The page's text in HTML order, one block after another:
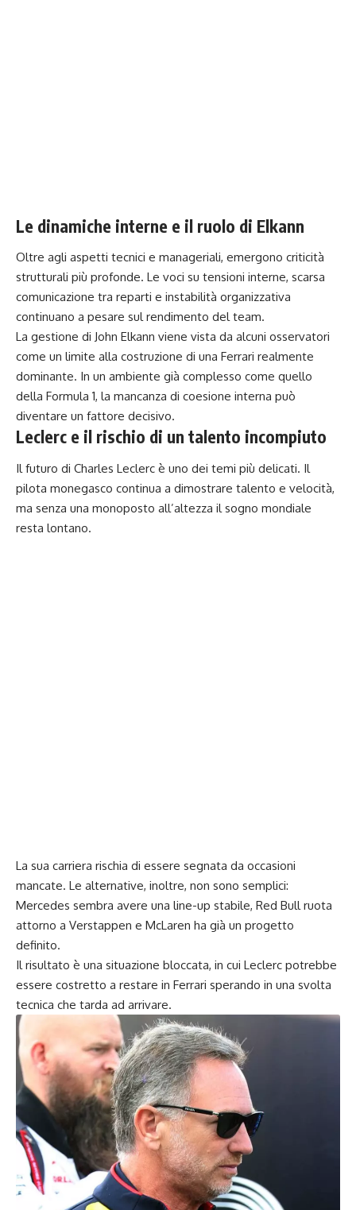
Le dinamiche interne e il ruolo di Elkann
Oltre agli aspetti tecnici e manageriali, emergono criticità
strutturali più profonde. Le voci su tensioni interne, scarsa
comunicazione tra reparti e instabilità organizzativa
continuano a pesare sul rendimento del team.
La gestione di John Elkann viene vista da alcuni osservatori
come un limite alla costruzione di una Ferrari realmente
dominante. In un ambiente già complesso come quello
della Formula 1, la mancanza di coesione interna può
diventare un fattore decisivo.
Leclerc e il rischio di un talento incompiuto
Il futuro di Charles Leclerc è uno dei temi più delicati. Il
pilota monegasco continua a dimostrare talento e velocità,
ma senza una monoposto all’altezza il sogno mondiale
resta lontano.
La sua carriera rischia di essere segnata da occasioni
mancate. Le alternative, inoltre, non sono semplici:
Mercedes sembra avere una line-up stabile, Red Bull ruota
attorno a Verstappen e McLaren ha già un progetto
definito.
Il risultato è una situazione bloccata, in cui Leclerc potrebbe
essere costretto a restare in Ferrari sperando in una svolta
tecnica che tarda ad arrivare.